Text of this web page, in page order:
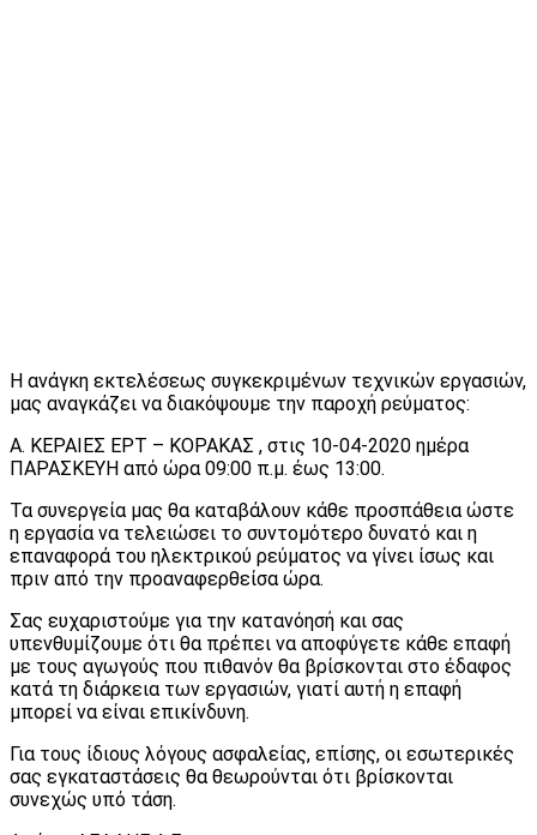
Η ανάγκη εκτελέσεως συγκεκριμένων τεχνικών εργασιών,
μας αναγκάζει να διακόψουμε την παροχή ρεύματος:
Α. ΚΕΡΑΙΕΣ ΕΡΤ – ΚΟΡΑΚΑΣ , στις 10-04-2020 ημέρα
ΠΑΡΑΣΚΕΥΗ από ώρα 09:00 π.μ. έως 13:00.
Τα συνεργεία μας θα καταβάλουν κάθε προσπάθεια ώστε
η εργασία να τελειώσει το συντομότερο δυνατό και η
επαναφορά του ηλεκτρικού ρεύματος να γίνει ίσως και
πριν από την προαναφερθείσα ώρα.
Σας ευχαριστούμε για την κατανόησή και σας
υπενθυμίζουμε ότι θα πρέπει να αποφύγετε κάθε επαφή
με τους αγωγούς που πιθανόν θα βρίσκονται στο έδαφος
κατά τη διάρκεια των εργασιών, γιατί αυτή η επαφή
μπορεί να είναι επικίνδυνη.
Για τους ίδιους λόγους ασφαλείας, επίσης, οι εσωτερικές
σας εγκαταστάσεις θα θεωρούνται ότι βρίσκονται
συνεχώς υπό τάση.